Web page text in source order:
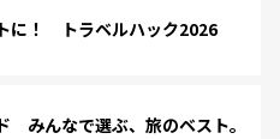
に！ トラベルハック2026
みんなで選ぶ、旅のベスト。